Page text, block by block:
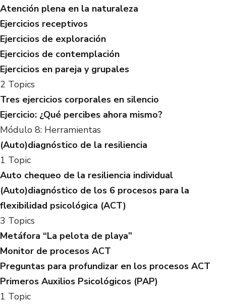
Atención plena en la naturaleza
Ejercicios receptivos
Ejercicios de exploración
Ejercicios de contemplación
Ejercicios en pareja y grupales
2 Topics
Tres ejercicios corporales en silencio
Ejercicio: ¿Qué percibes ahora mismo?
Módulo 8: Herramientas
(Auto)diagnóstico de la resiliencia
1 Topic
Auto chequeo de la resiliencia individual
(Auto)diagnóstico de los 6 procesos para la
flexibilidad psicológica (ACT)
3 Topics
Metáfora “La pelota de playa”
Monitor de procesos ACT
Preguntas para profundizar en los procesos ACT
Primeros Auxilios Psicológicos (PAP)
1 Topic